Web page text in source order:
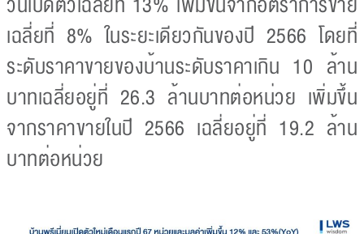
เฉลี่ยที่ 8% ในระยะเดียวกันของปี 2566 โดยที่
ระดับราคาขายของบ้านระดับราคาเกิน 10 ล้าน
บาทเฉลี่ยอยู่ที่ 26.3 ล้านบาทต่อหน่วย เพิ่มขึ้น
จากราคาขายในปี 2566 เฉลี่ยอยู่ที่ 19.2 ล้าน
บาทต่อหน่วย